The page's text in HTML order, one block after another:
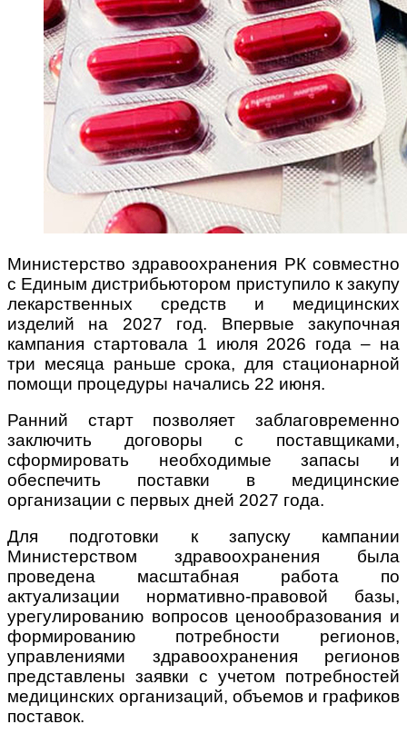
Министерство здравоохранения РК совместно
с Единым дистрибьютором приступило к закупу
лекарственных средств и медицинских
изделий на 2027 год. Впервые закупочная
кампания стартовала 1 июля 2026 года – на
три месяца раньше срока, для стационарной
помощи процедуры начались 22 июня.
Ранний старт позволяет заблаговременно
заключить договоры с поставщиками,
сформировать необходимые запасы и
обеспечить поставки в медицинские
организации с первых дней 2027 года.
Для подготовки к запуску кампании
Министерством здравоохранения была
проведена масштабная работа по
актуализации нормативно-правовой базы,
урегулированию вопросов ценообразования и
формированию потребности регионов,
управлениями здравоохранения регионов
представлены заявки с учетом потребностей
медицинских организаций, объемов и графиков
поставок.